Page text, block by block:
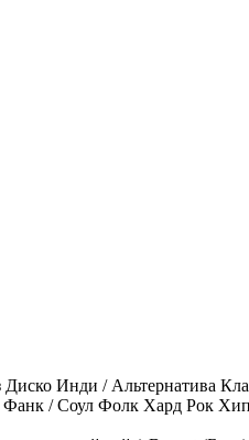
Диско Инди / Альтернатива
Фанк / Соул Фолк Хард Рок